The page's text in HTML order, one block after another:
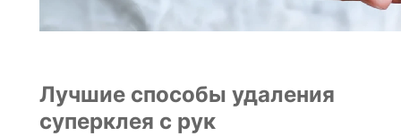
Лучшие способы удаления
суперклея с рук